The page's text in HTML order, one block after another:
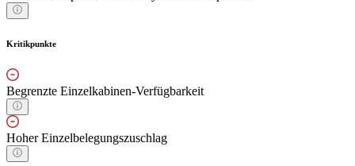
Kritikpunkte
Begrenzte Einzelkabinen-Verfügbarkeit
Hoher Einzelbelegungszuschlag